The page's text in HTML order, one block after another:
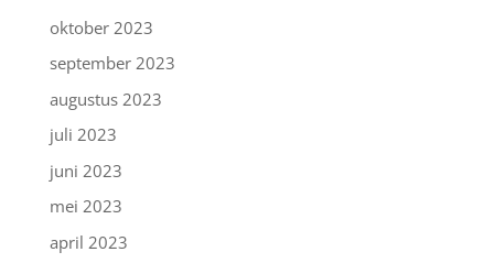
oktober 2023
september 2023
augustus 2023
juli 2023
juni 2023
mei 2023
april 2023